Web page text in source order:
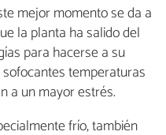
mejor momento se da a
la planta ha salido del
para hacerse a su
temperaturas
a un mayor estrés.
frío, también